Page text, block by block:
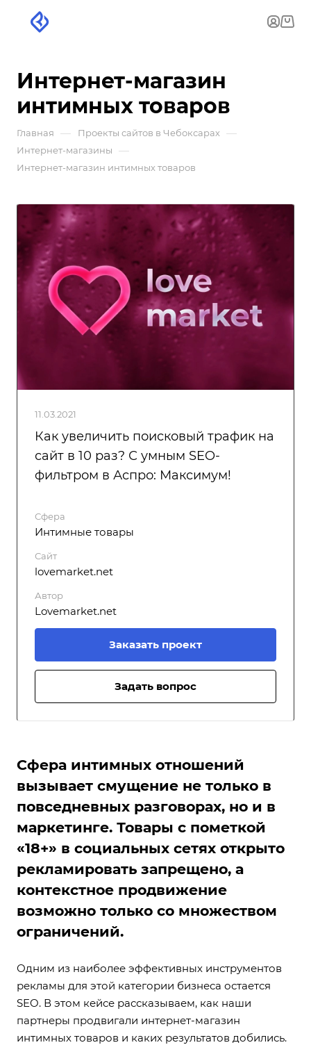
Интернет-магазин
интимных товаров
Главная — Проекты сайтов в Чебоксарах —
Интернет-магазины —
Интернет-магазин интимных товаров
11.03.2021
Как увеличить поисковый трафик на
сайт в 10 раз? С умным SEO-
фильтром в Аспро: Максимум!
Сфера
Интимные товары
Сайт
lovemarket.net
Автор
Lovemarket.net
Заказать проект
Задать вопрос
Сфера интимных отношений
вызывает смущение не только в
повседневных разговорах, но и в
маркетинге. Товары с пометкой
«18+» в социальных сетях открыто
рекламировать запрещено, а
контекстное продвижение
возможно только со множеством
ограничений.
Одним из наиболее эффективных инструментов
рекламы для этой категории бизнеса остается
SEO. В этом кейсе рассказываем, как наши
партнеры продвигали интернет-магазин
интимных товаров и каких результатов добились.